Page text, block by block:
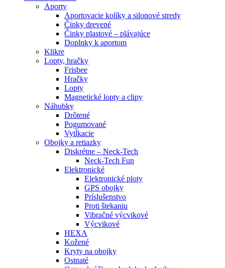
Aporty
Aportovacie kolíky a silonové stredy
Činky drevené
Činky plastové – plávajúce
Doplnky k aportom
Klikre
Lopty, hračky
Frisbee
Hračky
Lopty
Magnetické lopty a clipy
Náhubky
Drôtené
Pogumované
Vytĺkacie
Obojky a retiazky
Diskrétne – Neck-Tech
Neck-Tech Fun
Elektronické
Elektronické ploty
GPS obojky
Príslušenstvo
Proti štekaniu
Vibračné výcvikové
Výcvikové
HEXA
Kožené
Kryty na obojky
Ostnaté